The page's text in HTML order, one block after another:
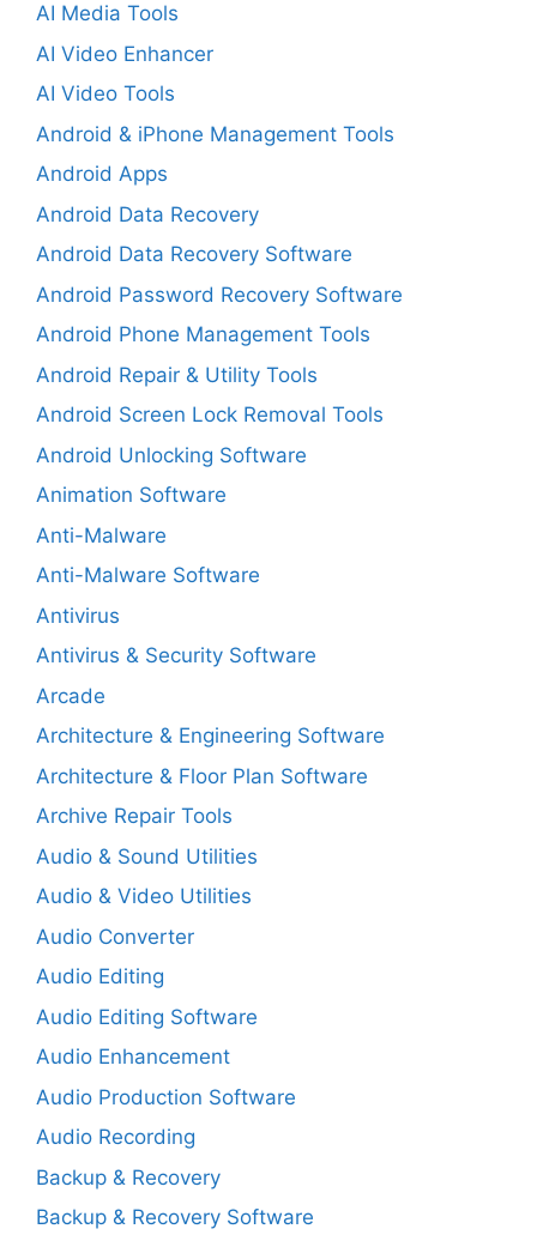
AI Media Tools
AI Video Enhancer
AI Video Tools
Android & iPhone Management Tools
Android Apps
Android Data Recovery
Android Data Recovery Software
Android Password Recovery Software
Android Phone Management Tools
Android Repair & Utility Tools
Android Screen Lock Removal Tools
Android Unlocking Software
Animation Software
Anti-Malware
Anti-Malware Software
Antivirus
Antivirus & Security Software
Arcade
Architecture & Engineering Software
Architecture & Floor Plan Software
Archive Repair Tools
Audio & Sound Utilities
Audio & Video Utilities
Audio Converter
Audio Editing
Audio Editing Software
Audio Enhancement
Audio Production Software
Audio Recording
Backup & Recovery
Backup & Recovery Software